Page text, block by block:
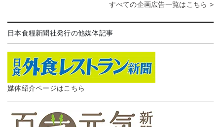
すべての企画広告一覧はこちら >
日本食糧新聞社発行の他媒体記事
媒体紹介ページはこちら